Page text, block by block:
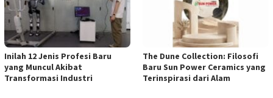
Inilah 12 Jenis Profesi Baru
yang Muncul Akibat
Transformasi Industri
The Dune Collection: Filosofi
Baru Sun Power Ceramics yang
Terinspirasi dari Alam